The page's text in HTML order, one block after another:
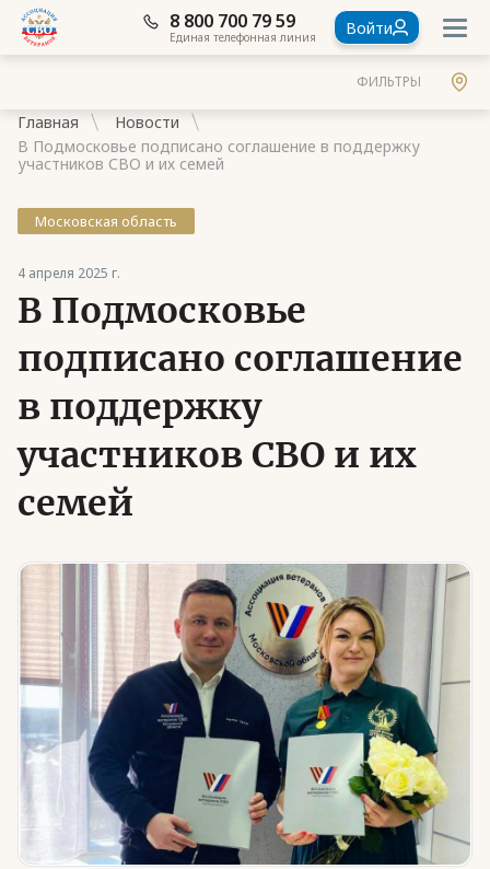
8 800 700 79 59
Единая телефонная линия Войти
ФИЛЬТРЫ
Главная
Новости
В Подмосковье подписано соглашение в поддержку
участников СВО и их семей
Московская область
4 апреля 2025 г.
В Подмосковье
подписано соглашение
в поддержку
участников СВО и их
семей
Контакты
Стать членом Ассоциации ветеранов СВО
Ассоциация в субъектах России
Частые вопросы
Юридическая помощь
Региональные меры поддержки